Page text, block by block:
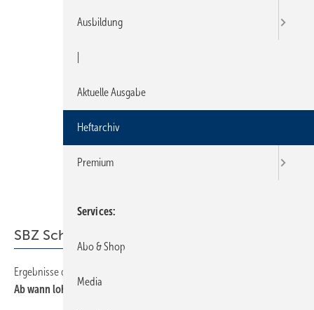
SBZ Schwerpunkt
Ergebnisse des Online-Rechners
Ab wann lohnt sich die Solaranlage?
Ausbildung
Aktuelle Ausgabe
Heftarchiv
Premium
Services
Abo & Shop
Media